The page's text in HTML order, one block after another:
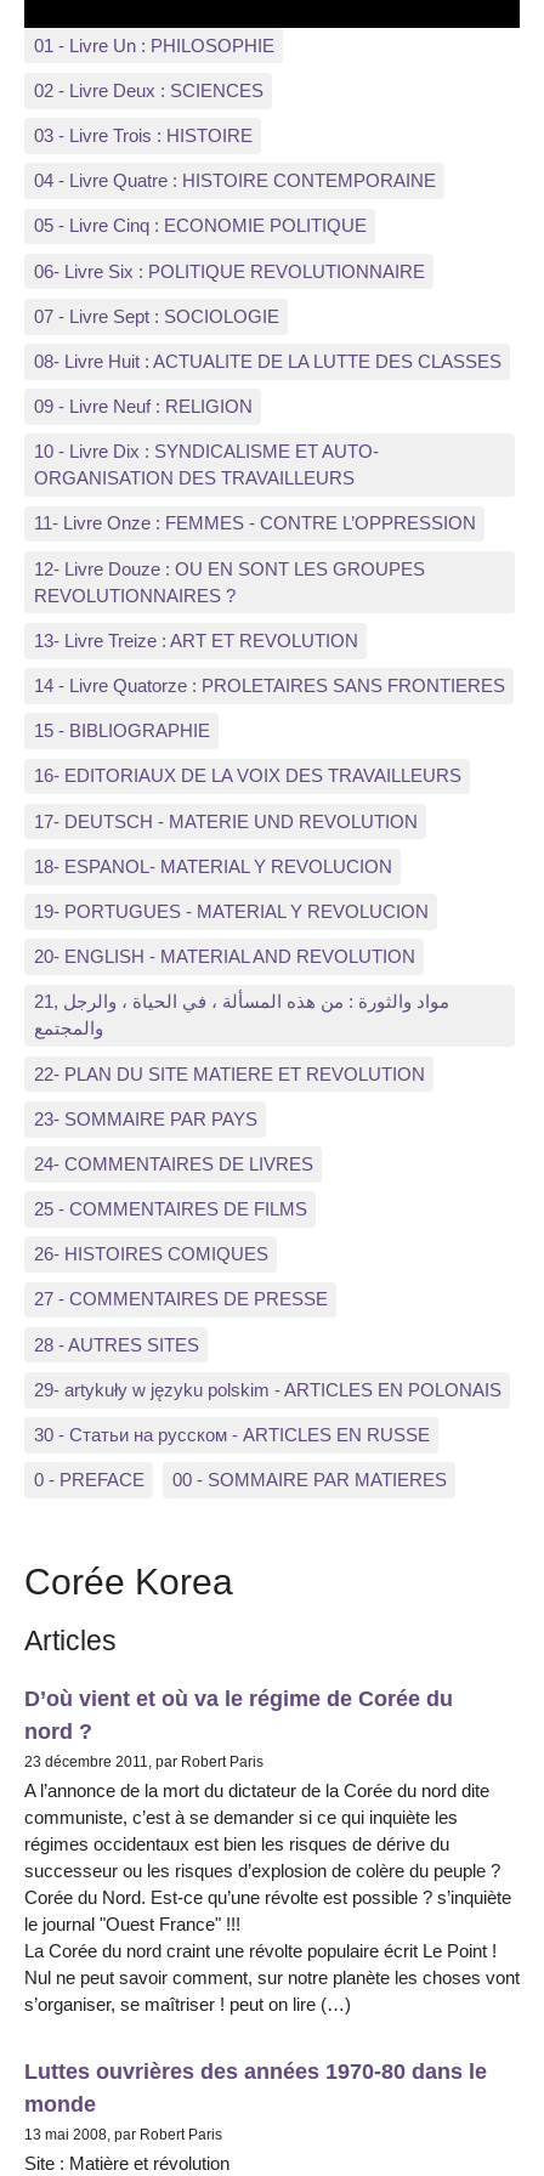
01 - Livre Un : PHILOSOPHIE
02 - Livre Deux : SCIENCES
03 - Livre Trois : HISTOIRE
04 - Livre Quatre : HISTOIRE CONTEMPORAINE
05 - Livre Cinq : ECONOMIE POLITIQUE
06- Livre Six : POLITIQUE REVOLUTIONNAIRE
07 - Livre Sept : SOCIOLOGIE
08- Livre Huit : ACTUALITE DE LA LUTTE DES CLASSES
09 - Livre Neuf : RELIGION
10 - Livre Dix : SYNDICALISME ET AUTO-
ORGANISATION DES TRAVAILLEURS
11- Livre Onze : FEMMES - CONTRE L’OPPRESSION
12- Livre Douze : OU EN SONT LES GROUPES
REVOLUTIONNAIRES ?
13- Livre Treize : ART ET REVOLUTION
14 - Livre Quatorze : PROLETAIRES SANS FRONTIERES
15 - BIBLIOGRAPHIE
16- EDITORIAUX DE LA VOIX DES TRAVAILLEURS
17- DEUTSCH - MATERIE UND REVOLUTION
18- ESPANOL- MATERIAL Y REVOLUCION
19- PORTUGUES - MATERIAL Y REVOLUCION
20- ENGLISH - MATERIAL AND REVOLUTION
21, مواد والثورة : من هذه المسألة ، في الحياة ، والرجل
والمجتمع
22- PLAN DU SITE MATIERE ET REVOLUTION
23- SOMMAIRE PAR PAYS
24- COMMENTAIRES DE LIVRES
25 - COMMENTAIRES DE FILMS
26- HISTOIRES COMIQUES
27 - COMMENTAIRES DE PRESSE
28 - AUTRES SITES
29- artykuły w języku polskim - ARTICLES EN POLONAIS
30 - Статьи на русском - ARTICLES EN RUSSE
0 - PREFACE 00 - SOMMAIRE PAR MATIERES
Corée Korea
Articles
D’où vient et où va le régime de Corée du
nord ?
23 décembre 2011, par Robert Paris
A l’annonce de la mort du dictateur de la Corée du nord dite
communiste, c’est à se demander si ce qui inquiète les
régimes occidentaux est bien les risques de dérive du
successeur ou les risques d’explosion de colère du peuple ?
Corée du Nord. Est-ce qu’une révolte est possible ? s’inquiète
le journal "Ouest France" !!!
La Corée du nord craint une révolte populaire écrit Le Point !
Nul ne peut savoir comment, sur notre planète les choses vont
s’organiser, se maîtriser ! peut on lire (…)
Luttes ouvrières des années 1970-80 dans le
monde
13 mai 2008, par Robert Paris
Site : Matière et révolution